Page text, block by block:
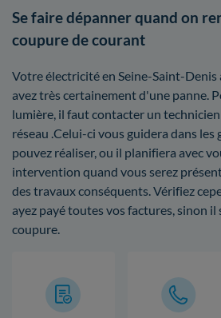
Se faire dépanner quand on
coupure de courant
Votre électricité en Seine-Saint-Denis
avez très certainement d'une panne.
lumière, il faut contacter un
réseau .Celui-ci vous guidera dans les
pouvez réaliser, ou il planifiera avec
intervention quand vous serez
des travaux conséquents. Vérifiez
ayez payé toutes vos factures, sinon il
coupure.